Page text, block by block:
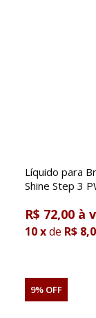
Líquido para
Shine Step 3
R$ 72,00
10xde R$
9% OFF